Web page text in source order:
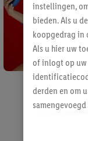
instellingen,
bieden. Als u
koopgedrag in
Als u hier uw
of inlogt op uw
derden en om
Als u